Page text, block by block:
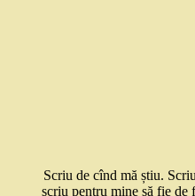
Scriu de cînd mă știu.
scriu pentru mine să fie de